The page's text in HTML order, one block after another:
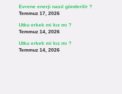
Evrene enerji nasıl gönderilir ?
Temmuz 17, 2026
Utku erkek mi kız mı ?
Temmuz 14, 2026
Utku erkek mi kız mı ?
Temmuz 14, 2026